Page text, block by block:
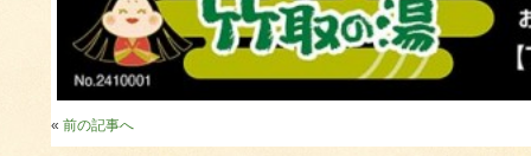
« 前の記事へ